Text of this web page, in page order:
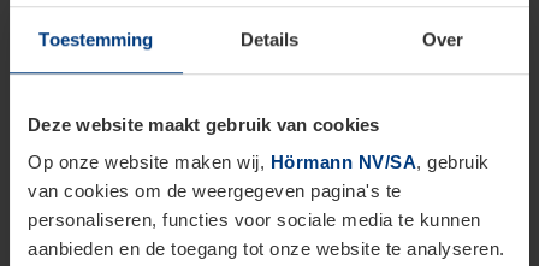
Toestemming Details Over
Deze website maakt gebruik van cookies
Op onze website maken wij, Hörmann NV/SA, gebruik
van cookies om de weergegeven pagina's te
personaliseren, functies voor sociale media te kunnen
aanbieden en de toegang tot onze website te analyseren.